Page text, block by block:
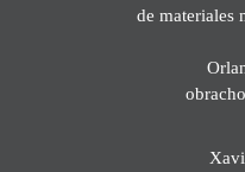
de materiales